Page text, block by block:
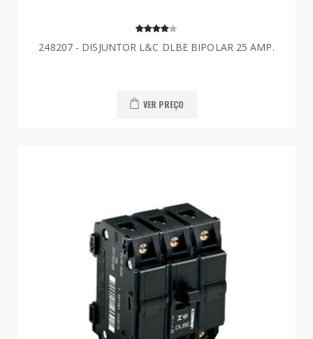
248207 - DISJUNTOR L&C DLBE BIPOLAR 25 AMP.
VER PREÇO